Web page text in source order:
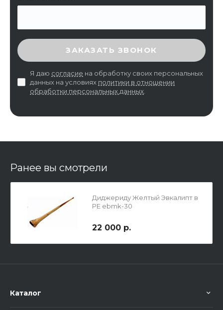
ВВЕДИТЕ ПРОВЕРОЧНЫЙ КОД
ЗАКАЗАТЬ ЗВОНОК
Я даю согласие на обработку своих персональных
данных на условиях политики в отношении
обработки персональных данных
Ранее вы смотрели
Диджериду Желтый Эвкалипт в
РЕ ebmk-30
22 000 р.
Каталог